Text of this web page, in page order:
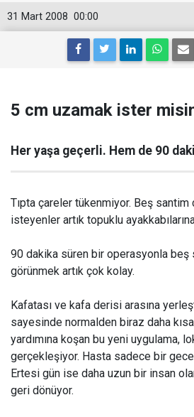
00:00
31 Mart 2008
5 cm uzamak ister
Her yaşa geçerli. Hem de 90
Tıpta çareler tükenmiyor. Beş santim
isteyenler artık topuklu
90 dakika süren bir operasyonla beş
görünmek artık çok kolay.
Kafatası ve kafa derisi arasına
sayesinde normalden biraz daha
yardımına koşan bu yeni uygulama,
gerçekleşiyor. Hasta sadece bir gece
Ertesi gün ise daha uzun bir insan
geri dönüyor.